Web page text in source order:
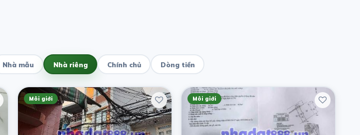
Nhà mẫu Nhà riêng Chính chủ Dòng tiền
Môi giới Môi giới